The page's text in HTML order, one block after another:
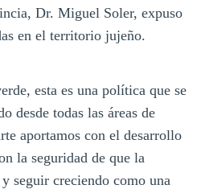
Dr. Miguel Soler, expuso
en el territorio jujeño.
esta es una política que se
desde todas las áreas de
aportamos con el desarrollo
la seguridad de que la
seguir creciendo como una